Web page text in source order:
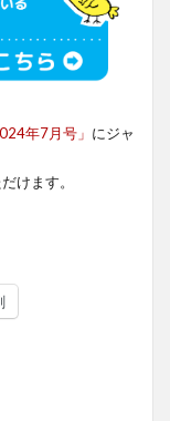
年7月号」 にジャ
けます。